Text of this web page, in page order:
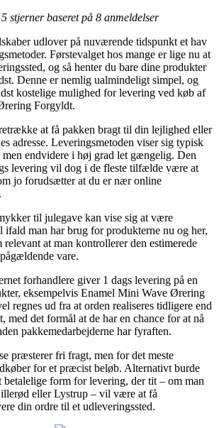
stjerner baseret på 8 anmeldelser
udlover på nuværende tidspunkt et hav
Førstevalget hos mange er lige nu at
og så henter du bare dine produkter
Denne er nemlig ualmindeligt simpel, og
kostelige mulighed for levering ved køb af
Forgyldt.
at få pakken bragt til din lejlighed eller
adresse. Leveringsmetoden viser sig typisk
endvidere i høj grad let gængelig. Den
levering vil dog i de fleste tilfælde være at
jo forudsætter at du er nær online
til julegave kan vise sig at være
ifald man har brug for produkterne nu og her,
relevant at man kontrollerer den estimerede
vare.
forhandlere giver 1 dags levering på en
eksempelvis Enamel Mini Wave Ørering
regnes ud fra at orden realiseres tidligere end
med det formål at de har en chance for at nå
pakkemedarbejderne har fyraften.
præsterer fri fragt, men for det meste
for et præcist beløb. Alternativt burde
betalelige form for levering, der tit – om man
eller Lystrup – vil være at få
din ordre til et udleveringssted.